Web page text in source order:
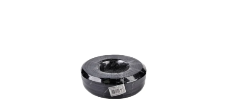
KÁBLE A KONEKTORY